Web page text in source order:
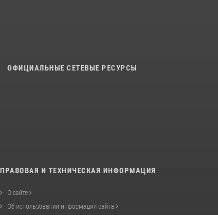
ОФИЦИАЛЬНЫЕ СЕТЕВЫЕ РЕСУРСЫ
ПРАВОВАЯ И ТЕХНИЧЕСКАЯ ИНФОРМАЦИЯ
О сайте
Об использовании информации сайта